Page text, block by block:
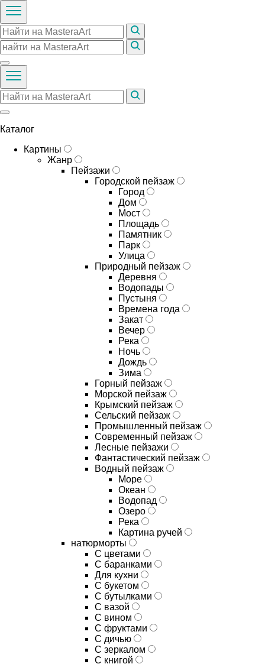
Каталог
Картины
Жанр
Пейзажи
Городской пейзаж
Город
Дом
Мост
Площадь
Памятник
Парк
Улица
Природный пейзаж
Деревня
Водопады
Пустыня
Времена года
Закат
Вечер
Река
Ночь
Дождь
Зима
Горный пейзаж
Морской пейзаж
Крымский пейзаж
Сельский пейзаж
Промышленный пейзаж
Современный пейзаж
Лесные пейзажи
Фантастический пейзаж
Водный пейзаж
Море
Океан
Водопад
Озеро
Река
Картина ручей
натюрморты
С цветами
С баранками
Для кухни
C букетом
C бутылками
C вазой
C вином
C фруктами
C дичью
C зеркалом
C книгой